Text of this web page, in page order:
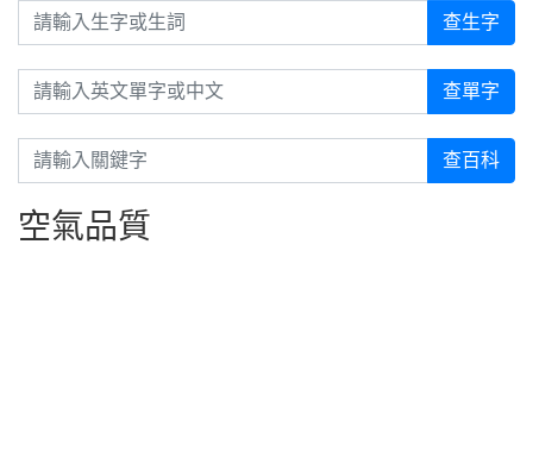
請輸入生字或生詞 查生字
請輸入英文單字或中文 查單字
請輸入關鍵字 查百科
空氣品質